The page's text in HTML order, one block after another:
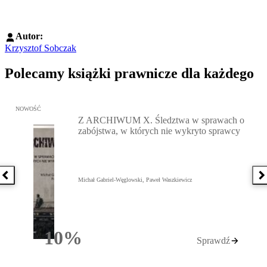
Autor:
Krzysztof Sobczak
Polecamy książki prawnicze dla każdego
Poprzednia książka
Przejdź do: Z ARCHIWUM X. Śledztwa w sprawach o
NOWOŚĆ
10%Rabatu
Z ARCHIWUM X. Śledztwa w sprawach o
zabójstwa, w których nie wykryto sprawcy
Michał Gabriel-Węglowski, Paweł Waszkiewicz
Sprawdź